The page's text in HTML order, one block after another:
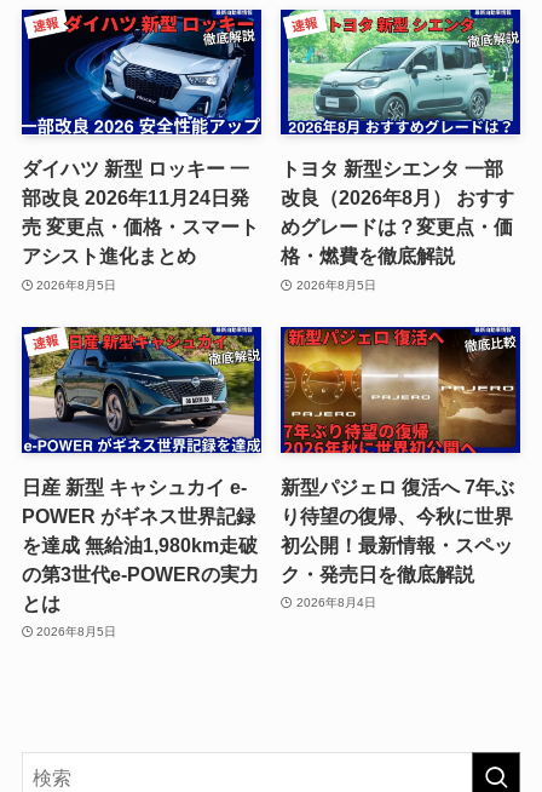
ダイハツ 新型 ロッキー 一
部改良 2026年11月24日発
売 変更点・価格・スマート
アシスト進化まとめ
2026年8月5日
トヨタ 新型シエンタ 一部
改良（2026年8月） おすす
めグレードは？変更点・価
格・燃費を徹底解説
2026年8月5日
日産 新型 キャシュカイ e-
POWER がギネス世界記録
を達成 無給油1,980km走破
の第3世代e-POWERの実力
とは
2026年8月5日
新型パジェロ 復活へ 7年ぶ
り待望の復帰、今秋に世界
初公開！最新情報・スペッ
ク・発売日を徹底解説
2026年8月4日